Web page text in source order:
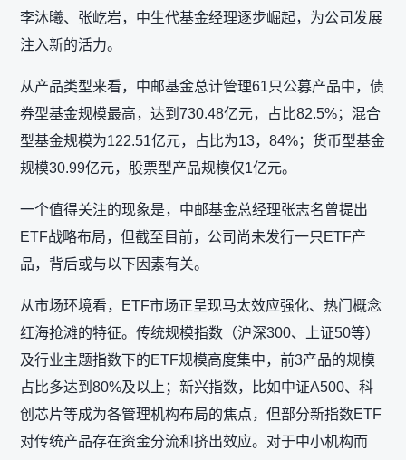
李沐曦、张屹岩，中生代基金经理逐步崛起，为公司发展
注入新的活力。
从产品类型来看，中邮基金总计管理61只公募产品中，债
券型基金规模最高，达到730.48亿元，占比82.5%；混合
型基金规模为122.51亿元，占比为13，84%；货币型基金
规模30.99亿元，股票型产品规模仅1亿元。
一个值得关注的现象是，中邮基金总经理张志名曾提出
ETF战略布局，但截至目前，公司尚未发行一只ETF产
品，背后或与以下因素有关。
从市场环境看，ETF市场正呈现马太效应强化、热门概念
红海抢滩的特征。传统规模指数（沪深300、上证50等）
及行业主题指数下的ETF规模高度集中，前3产品的规模
占比多达到80%及以上；新兴指数，比如中证A500、科
创芯片等成为各管理机构布局的焦点，但部分新指数ETF
对传统产品存在资金分流和挤出效应。对于中小机构而